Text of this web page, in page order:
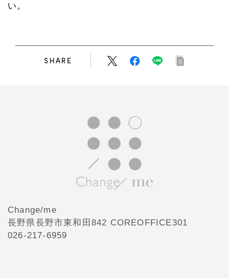
い。
SHARE
Change/me
長野県長野市東和田842 COREOFFICE301
026-217-6959